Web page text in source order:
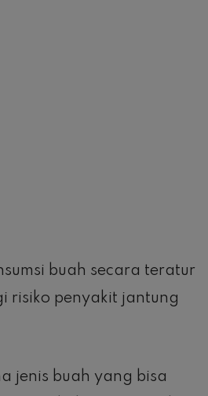
buah secara teratur
risiko penyakit jantung
jenis buah yang bisa